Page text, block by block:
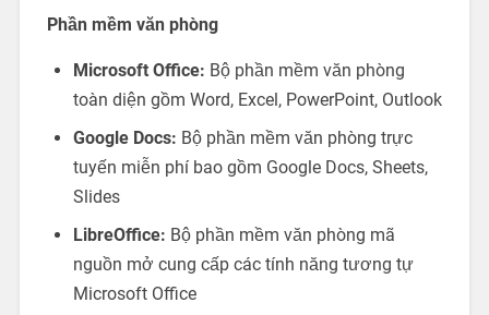
Phần mềm văn phòng
Microsoft Office: Bộ phần mềm văn phòng
toàn diện gồm Word, Excel, PowerPoint, Outlook
Google Docs: Bộ phần mềm văn phòng trực
tuyến miễn phí bao gồm Google Docs, Sheets,
Slides
LibreOffice: Bộ phần mềm văn phòng mã
nguồn mở cung cấp các tính năng tương tự
Microsoft Office